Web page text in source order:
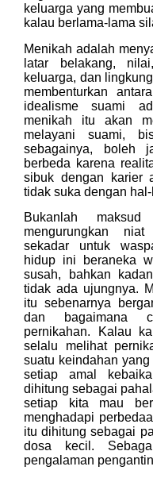
keluarga yang
kalau berlama-lama
Menikah adalah
latar belakang,
keluarga, dan
membenturkan
idealisme suami
menikah itu akan
melayani suami,
sebagainya, boleh
berbeda karena
sibuk dengan karier
tidak suka dengan
Bukanlah
mengurungkan
sekadar untuk
hidup ini beraneka
susah, bahkan
tidak ada ujungnya.
itu sebenarnya
dan bagaimana
pernikahan. Kalau
selalu melihat
suatu keindahan
setiap amal
dihitung sebagai
setiap kita mau
menghadapi
itu dihitung sebagai
dosa kecil.
pengalaman